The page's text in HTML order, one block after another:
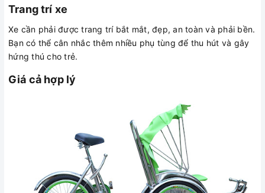
Trang trí xe
Xe cần phải được trang trí bắt mắt, đẹp, an toàn và phải bền.
Bạn có thể cân nhắc thêm nhiều phụ tùng để thu hút và gây
hứng thú cho trẻ.
Giá cả hợp lý